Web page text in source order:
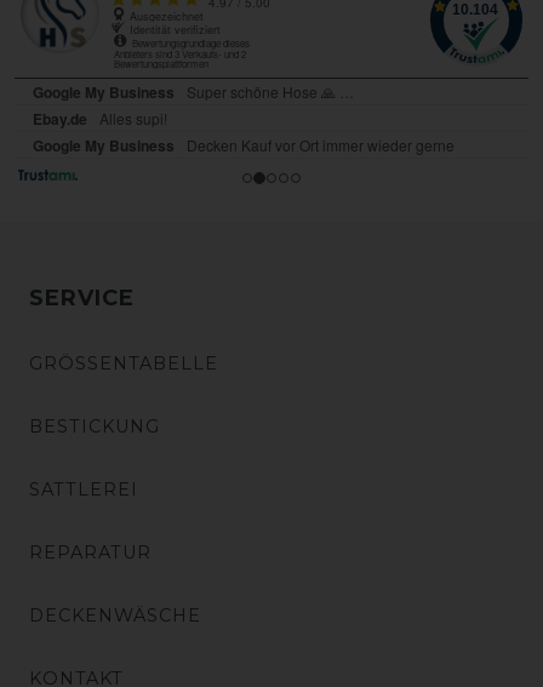
SERVICE
GRÖSSENTABELLE
BESTICKUNG
SATTLEREI
REPARATUR
DECKENWÄSCHE
KONTAKT